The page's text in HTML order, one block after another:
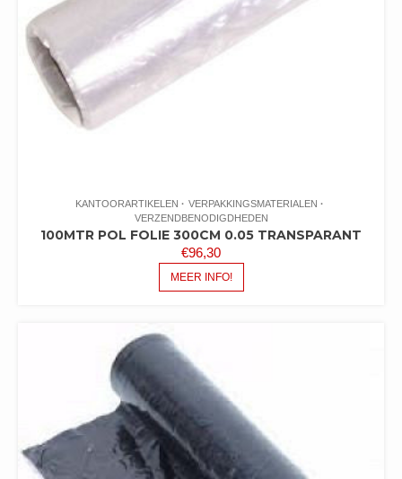
KANTOORARTIKELEN
VERPAKKINGSMATERIALEN
VERZENDBENODIGDHEDEN
100MTR POL FOLIE 300CM 0.05 TRANSPARANT
€96,30
MEER INFO!